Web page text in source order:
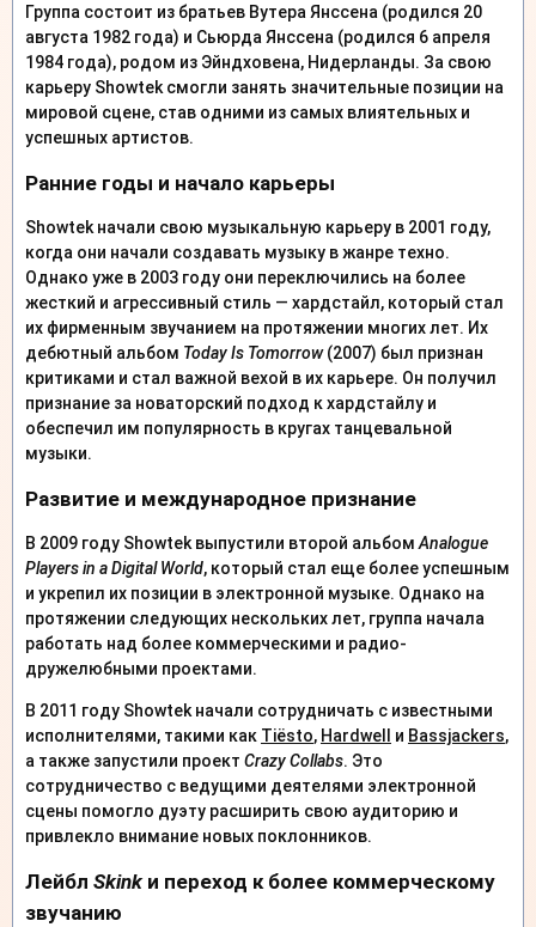
Группа состоит из братьев Вутера Янссена (родился 20
августа 1982 года) и Сьюрда Янссена (родился 6 апреля
1984 года), родом из Эйндховена, Нидерланды. За свою
карьеру Showtek смогли занять значительные позиции на
мировой сцене, став одними из самых влиятельных и
успешных артистов.
Ранние годы и начало карьеры
Showtek начали свою музыкальную карьеру в 2001 году,
когда они начали создавать музыку в жанре техно.
Однако уже в 2003 году они переключились на более
жесткий и агрессивный стиль — хардстайл, который стал
их фирменным звучанием на протяжении многих лет. Их
дебютный альбом Today Is Tomorrow(2007) был признан
критиками и стал важной вехой в их карьере. Он получил
признание за новаторский подход к хардстайлу и
обеспечил им популярность в кругах танцевальной
музыки.
Развитие и международное признание
В 2009 году Showtek выпустили второй альбомAnalogue
Players in a Digital World, который стал еще более успешным
и укрепил их позиции в электронной музыке. Однако на
протяжении следующих нескольких лет, группа начала
работать над более коммерческими и радио-
дружелюбными проектами.
В 2011 году Showtek начали сотрудничать с известными
исполнителями, такими как Tiësto, Hardwell и Bassjackers,
а также запустили проект Crazy Collabs. Это
сотрудничество с ведущими деятелями электронной
сцены помогло дуэту расширить свою аудиторию и
привлекло внимание новых поклонников.
Лейбл Skinkи переход к более коммерческому
звучанию